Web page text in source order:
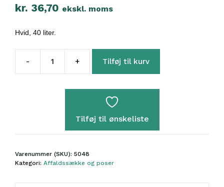
kr. 36,70 ekskl. moms
Hvid, 40 liter.
-
Affaldsposepose,
l,
hvid,
55x80cm
antal
+ Tilføj til kurv
Tilføj til ønskeliste
Varenummer (SKU): 5048
Kategori: Affaldssække og poser